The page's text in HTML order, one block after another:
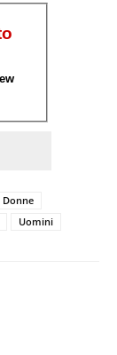
Donne
Uomini